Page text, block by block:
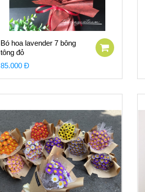
Bó hoa lavender 7 bông
tông đỏ
85.000 Đ